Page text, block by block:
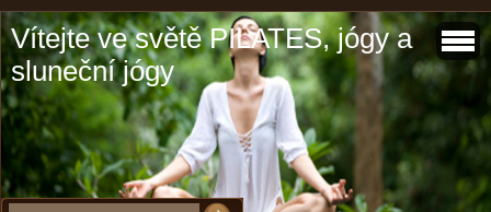
Vítejte ve světě PILATES, jógy a
sluneční jógy